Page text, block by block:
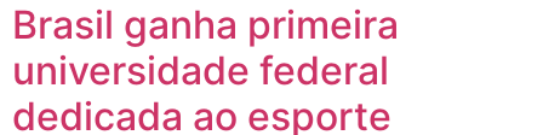
Brasil ganha primeira
universidade federal
dedicada ao esporte